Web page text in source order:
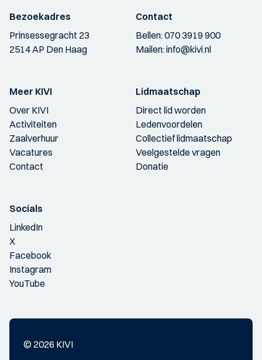
Bezoekadres
Prinsessegracht 23
2514 AP Den Haag
Contact
Bellen:070 3919 900
Mailen:info@kivi.nl
Meer KIVI
Over KIVI
Activiteiten
Zaalverhuur
Vacatures
Contact
Lidmaatschap
Direct lid worden
Ledenvoordelen
Collectief lidmaatschap
Veelgestelde vragen
Donatie
Socials
LinkedIn
X
Facebook
Instagram
YouTube
© 2026 KIVI